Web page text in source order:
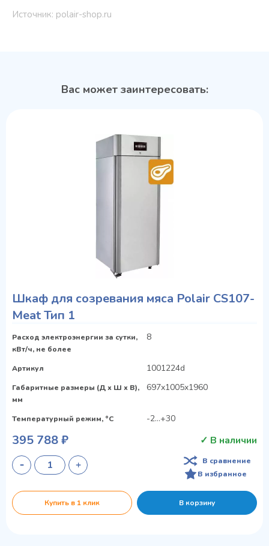
Источник: polair-shop.ru
Вас может заинтересовать:
Шкаф для созревания мяса Polair CS107-
Meat Тип 1
Расход электроэнергии за сутки,
кВт/ч, не более
8
Артикул 1001224d
Габаритные размеры (Д х Ш х В),
мм
697x1005x1960
Температурный режим, °C -2…+30
395 788 ₽ ✓ В наличии
В сравнение
В избранное
Купить в 1 клик В корзину